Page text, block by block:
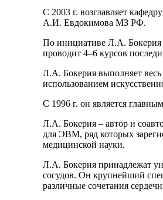
С 2003 г. возглавляет
А.И. Евдокимова МЗ РФ.
По инициативе Л.А.
проводит 4–6 курсов
Л.А. Бокерия выполняет весь
использованием
С 1996 г. он является
Л.А. Бокерия – автор и
для ЭВМ, ряд которых
медицинской науки.
Л.А. Бокерия принадлежат
сосудов. Он крупнейший
различные сочетания